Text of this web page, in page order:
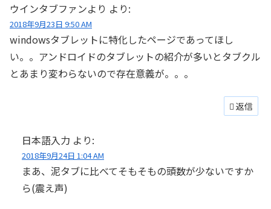
ウインタブファンより より:
2018年9月23日 9:50 AM
windowsタブレットに特化したページであってほし
い。。アンドロイドのタブレットの紹介が多いとタブクル
とあまり変わらないので存在意義が。。。
返信
日本語入力 より:
2018年9月24日 1:04 AM
まあ、泥タブに比べてそもそもの頭数が少ないですか
ら(震え声)